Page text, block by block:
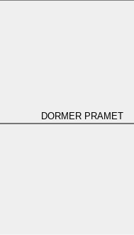
DORMER PRAMET